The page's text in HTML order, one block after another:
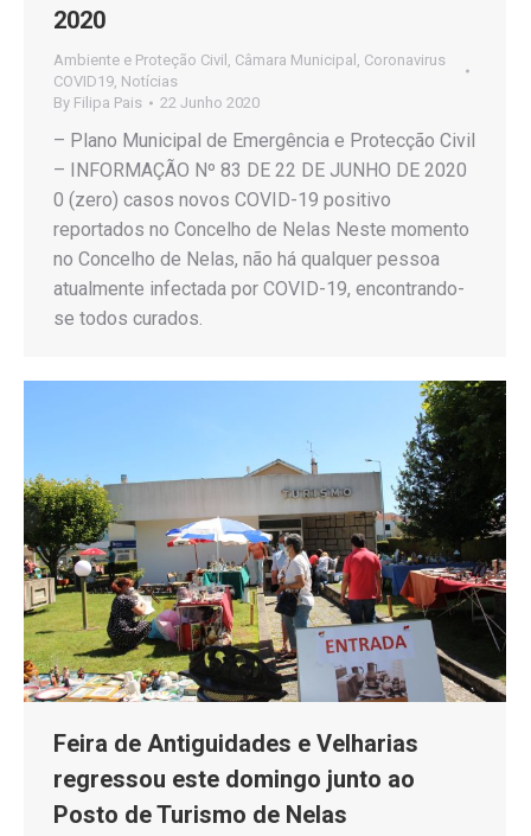
2020
Ambiente e Proteção Civil Câmara Municipal Coronavirus
COVID19 Notícias
By Filipa Pais 22 Junho 2020
– Plano Municipal de Emergência e Protecção Civil
– INFORMAÇÃO Nº 83 DE 22 DE JUNHO DE 2020
0 (zero) casos novos COVID-19 positivo
reportados no Concelho de Nelas Neste momento
no Concelho de Nelas, não há qualquer pessoa
atualmente infectada por COVID-19, encontrando-
se todos curados.
Feira de Antiguidades e Velharias
regressou este domingo junto ao
Posto de Turismo de Nelas